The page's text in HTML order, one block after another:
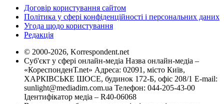
Договір користування сайтом
Політика у сфері конфіденційності і персональних даних
Угода щодо користування
Редакція
© 2000-2026, Korrespondent.net
Суб'єкт у сфері онлайн-медіа Назва онлайн-медіа –
«КореспонденТ.net» Адреса: 02091, місто Київ,
ХАРКІВСЬКЕ ШОСЕ, будинок 172-Б, офіс 208/1 E-mail:
sunlight@mediadim.com.ua Телефон: 044-205-43-00
Ідентифікатор медіа – R40-06068